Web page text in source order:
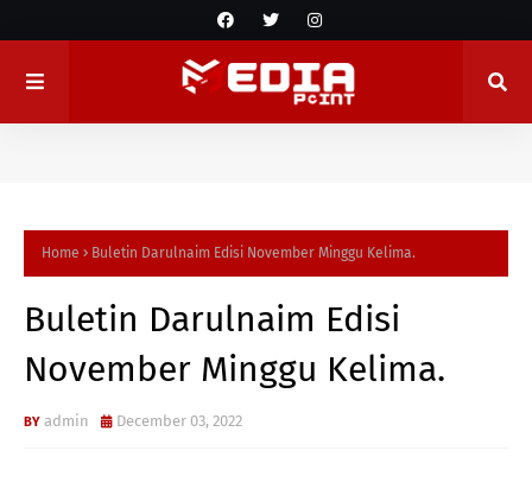
Home Buletin Darulnaim Edisi November Minggu Kelima.
Buletin Darulnaim Edisi
November Minggu Kelima.
admin December 03, 2022